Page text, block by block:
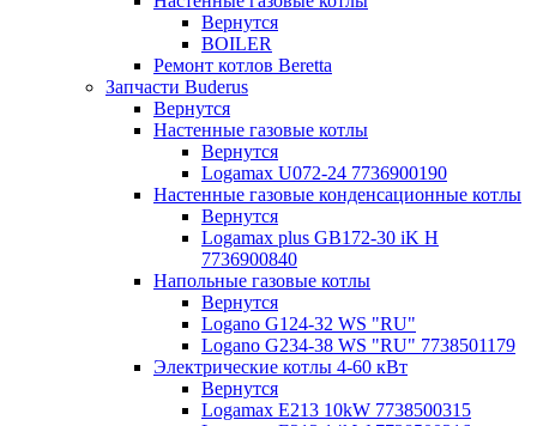
Вернутся
BOILER
Ремонт котлов Beretta
Запчасти Buderus
Вернутся
Настенные газовые котлы
Вернутся
Logamax U072-24 7736900190
Настенные газовые конденсационные котлы
Вернутся
Logamax plus GB172-30 iK H
7736900840
Напольные газовые котлы
Вернутся
Logano G124-32 WS "RU"
Logano G234-38 WS "RU" 7738501179
Электрические котлы 4-60 кВт
Вернутся
Logamax E213 10kW 7738500315